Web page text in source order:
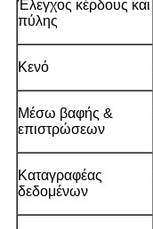
Έλεγχος κέρδους και
πύλης
Κενό
Μέσω βαφής &
επιστρώσεων
Καταγραφέας
δεδομένων